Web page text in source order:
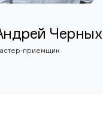
Черных
приемщик